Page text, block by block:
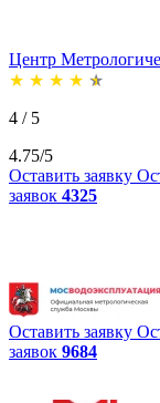
Центр
★ ★ ★ ★ ★
4 / 5
4.75/5
Оставить заявку
заявок 4325
Оставить заявку
заявок 9684